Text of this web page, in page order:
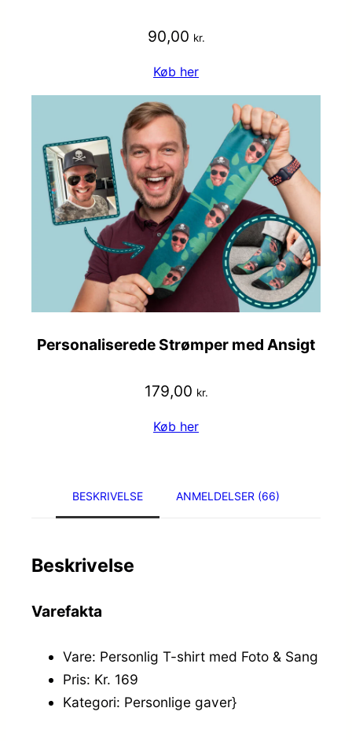
90,00 kr.
Køb her
Personaliserede Strømper med Ansigt
179,00 kr.
Køb her
BESKRIVELSE ANMELDELSER (66)
Beskrivelse
Varefakta
Vare: Personlig T-shirt med Foto & Sang
Pris: Kr. 169
Kategori: Personlige gaver}